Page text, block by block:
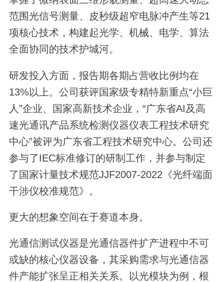
范围光信号测量、皮秒级超窄电脉冲产生等21
项核心技术，构建起光学、机械、电学、算法
全面协同的技术护城河。
研发投入方面，报告期各期占营收比例均在
13%以上。公司获评国家级专精特新重点“小巨
人”企业、国家高新技术企业，“广东省AI及高
速光通讯产品系统检测仪器仪表工程技术研究
中心”被评为广东省工程技术研究中心。公司还
参与了IEC标准修订的研制工作，并参与制定
了国家计量技术规范JJF2007-2022《光纤端面
干涉仪校准规范》。
更大的想象空间在于赛道本身。
光通信测试仪器是光通信器件扩产进程中不可
或缺的核心仪器设备，其采购需求与光通信器
件产能扩张呈正相关关系。以光模块为例，根